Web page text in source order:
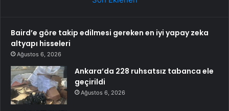
Baird’e göre takip edilmesi gereken en iyi yapay zeka
altyapı hisseleri
Ağustos 6, 2026
Ankara’da 228 ruhsatsız tabanca ele
geçirildi
Ağustos 6, 2026